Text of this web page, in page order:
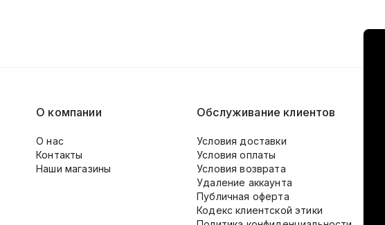
О компании
О нас
Контакты
Наши магазины
Обслуживание клиентов
Условия доставки
Условия оплаты
Условия возврата
Удаление аккаунта
Публичная оферта
Кодекс клиентской этики